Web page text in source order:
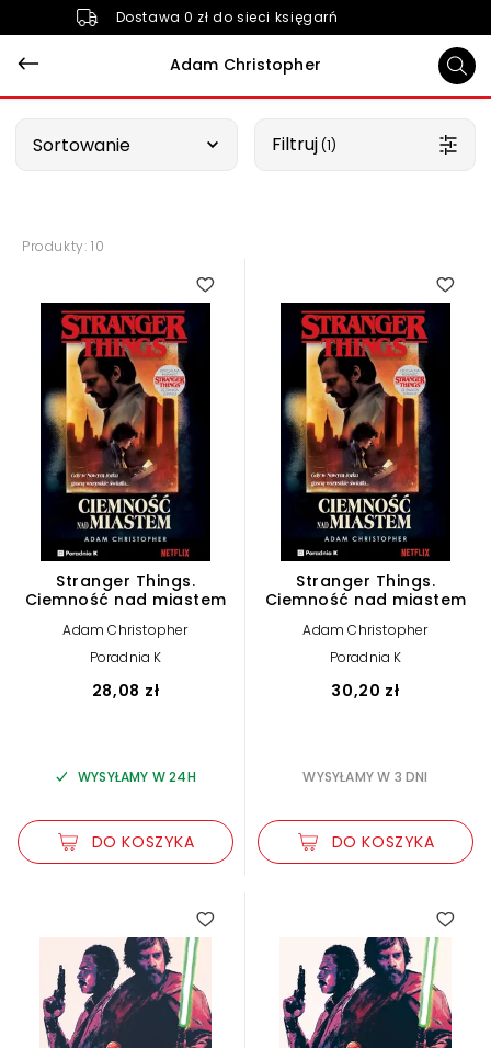
Dostawa 0 zł do sieci księgarń
Adam Christopher
Sortowanie Filtruj (1)
Produkty: 10
Stranger Things.
Ciemność nad miastem
Adam Christopher
Poradnia K
28,08 zł
WYSYŁAMY W 24H
DO KOSZYKA
Stranger Things.
Ciemność nad miastem
Adam Christopher
Poradnia K
30,20 zł
WYSYŁAMY W 3 DNI
DO KOSZYKA
5.00